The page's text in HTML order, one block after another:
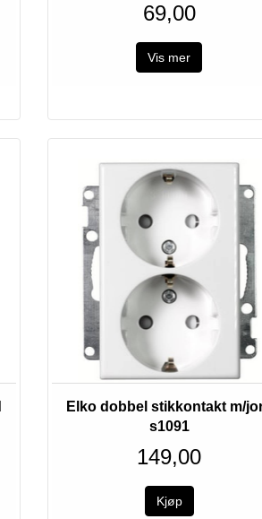
69,00
Vis mer
Elko dobbel stikkontakt m/
s1091
149,00